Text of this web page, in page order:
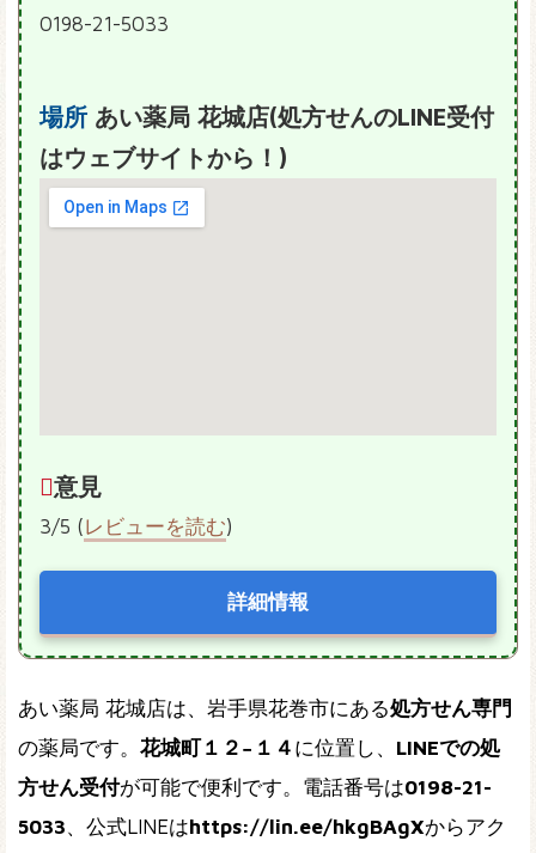
0198-21-5033
場所 あい薬局 花城店(処方せんのLINE受付
はウェブサイトから！)
意見
3/5 (レビューを読む)
詳細情報
あい薬局 花城店は、岩手県花巻市にある処方せん専門
の薬局です。 花城町１２−１４ に位置し、 LINEでの処
方せん受付が可能で便利です。電話番号は0198-21-
5033、公式LINEはhttps://lin.ee/hkgBAgXからアク